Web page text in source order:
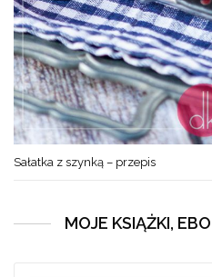
Sałatka z szynką – przepis
MOJE KSIĄŻKI,